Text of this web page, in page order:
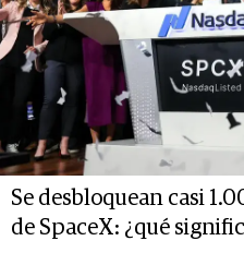
Se desbloquean casi
de SpaceX: ¿qué